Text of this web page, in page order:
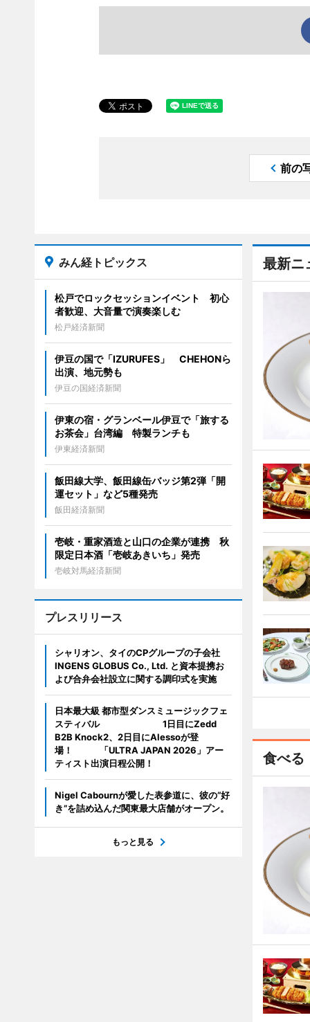
前の
最新ニ
食べる
みん経トピックス
松戸でロックセッションイベント 初心
者歓迎、大音量で演奏楽しむ
松戸経済新聞
伊豆の国で「IZURUFES」 CHEHONら
出演、地元勢も
伊豆の国経済新聞
伊東の宿・グランベール伊豆で「旅する
お茶会」台湾編 特製ランチも
伊東経済新聞
飯田線大学、飯田線缶バッジ第2弾「開
運セット」など5種発売
飯田経済新聞
壱岐・重家酒造と山口の企業が連携 秋
限定日本酒「壱岐あきいち」発売
壱岐対馬経済新聞
プレスリリース
シャリオン、タイのCPグループの子会社
INGENS GLOBUS Co., Ltd. と資本提携お
よび合弁会社設立に関する調印式を実施
日本最大級 都市型ダンスミュージックフェ
スティバル 1日目にZedd
B2B Knock2、2日目にAlessoが登
場！ 「ULTRA JAPAN 2026」アー
ティスト出演日程公開！
Nigel Cabournが愛した表参道に、彼の“好
き”を詰め込んだ関東最大店舗がオープン。
もっと見る